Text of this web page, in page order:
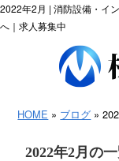
2022年2月 | 消防設備・イ
へ｜求人募集中
HOME » ブログ »
2022年2月の